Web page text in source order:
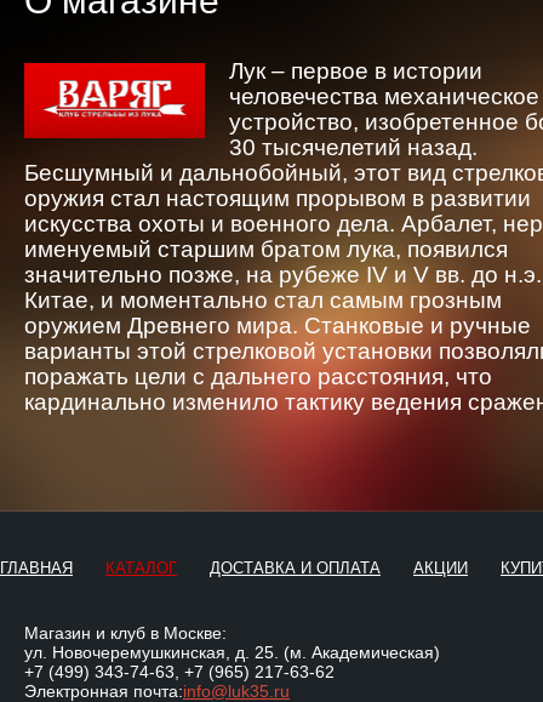
Лук – первое в истории
человечества механическое
устройство, изобретенное
30 тысячелетий назад.
Бесшумный и дальнобойный, этот вид
оружия стал настоящим прорывом в развитии
искусства охоты и военного дела. Арбалет,
именуемый старшим братом лука, появился
значительно позже, на рубеже IV и V вв. до
Китае, и моментально стал самым грозным
оружием Древнего мира. Станковые и ручные
варианты этой стрелковой установки
поражать цели с дальнего расстояния, что
кардинально изменило тактику ведения
ГЛАВНАЯ КАТАЛОГ ДОСТАВКА И ОПЛАТА АКЦИИ
Магазин и клуб в Москве:
ул. Новочеремушкинская, д. 25. (м. Академическая)
+7 (499) 343-74-63 +7 (965) 217-63-62
Электронная почта:info@luk35.ru